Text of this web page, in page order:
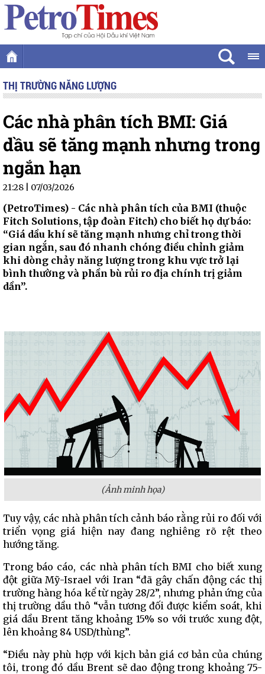
THỊ TRƯỜNG NĂNG LƯỢNG
Các nhà phân tích BMI: Giá
dầu sẽ tăng mạnh nhưng trong
ngắn hạn
21:28 | 07/03/2026
(PetroTimes) - Các nhà phân tích của BMI (thuộc
Fitch Solutions, tập đoàn Fitch) cho biết họ dự báo:
“Giá dầu khí sẽ tăng mạnh nhưng chỉ trong thời
gian ngắn, sau đó nhanh chóng điều chỉnh giảm
khi dòng chảy năng lượng trong khu vực trở lại
bình thường và phần bù rủi ro địa chính trị giảm
dần”.
(Ảnh minh họa)
Tuy vậy, các nhà phân tích cảnh báo rằng rủi ro đối với
triển vọng giá hiện nay đang nghiêng rõ rệt theo
hướng tăng.
Trong báo cáo, các nhà phân tích BMI cho biết xung
đột giữa Mỹ-Israel với Iran “đã gây chấn động các thị
trường hàng hóa kể từ ngày 28/2”, nhưng phản ứng của
thị trường dầu thô “vẫn tương đối được kiểm soát, khi
giá dầu Brent tăng khoảng 15% so với trước xung đột,
lên khoảng 84 USD/thùng”.
“Điều này phù hợp với kịch bản giá cơ bản của chúng
tôi, trong đó dầu Brent sẽ dao động trong khoảng 75-